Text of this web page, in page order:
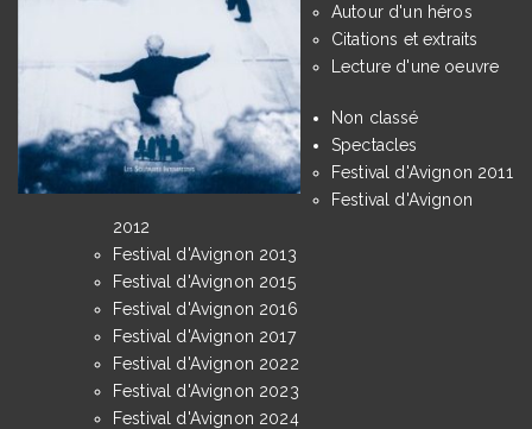
Autour d'un héros
Citations et extraits
Lecture d'une oeuvre
Non classé
Spectacles
Festival d'Avignon 2011
Festival d'Avignon
2012
Festival d'Avignon 2013
Festival d'Avignon 2015
Festival d'Avignon 2016
Festival d'Avignon 2017
Festival d'Avignon 2022
Festival d'Avignon 2023
Festival d'Avignon 2024